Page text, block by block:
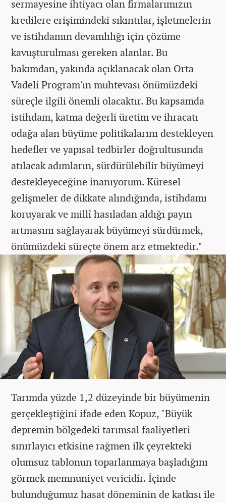
sermayesine ihtiyacı olan firmalarımızın
kredilere erişimindeki sıkıntılar, işletmelerin
ve istihdamın devamlılığı için çözüme
kavuşturulması gereken alanlar. Bu
bakımdan, yakında açıklanacak olan Orta
Vadeli Program'ın muhtevası önümüzdeki
süreçle ilgili önemli olacaktır. Bu kapsamda
istihdam, katma değerli üretim ve ihracatı
odağa alan büyüme politikalarını destekleyen
hedefler ve yapısal tedbirler doğrultusunda
atılacak adımların, sürdürülebilir büyümeyi
destekleyeceğine inanıyorum. Küresel
gelişmeler de dikkate alındığında, istihdamı
koruyarak ve millî hasıladan aldığı payın
artmasını sağlayarak büyümeyi sürdürmek,
önümüzdeki süreçte önem arz etmektedir."
Tarımda yüzde 1,2 düzeyinde bir büyümenin
gerçekleştiğini ifade eden Kopuz, "Büyük
depremin bölgedeki tarımsal faaliyetleri
sınırlayıcı etkisine rağmen ilk çeyrekteki
olumsuz tablonun toparlanmaya başladığını
görmek memnuniyet vericidir. İçinde
bulunduğumuz hasat döneminin de katkısı ile